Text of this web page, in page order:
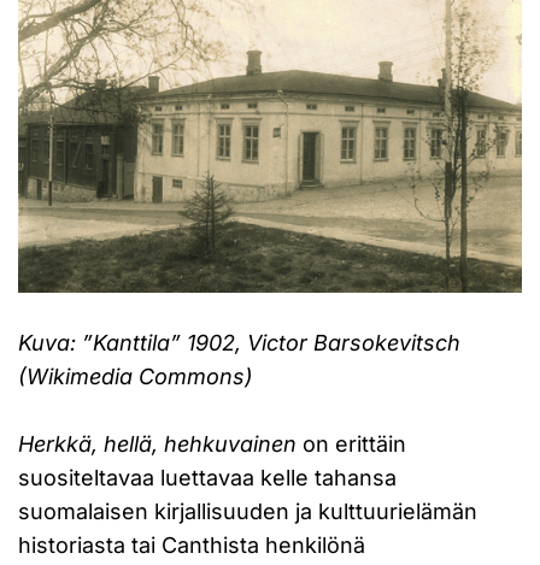
Kuva: ”Kanttila” 1902, Victor Barsokevitsch
(Wikimedia Commons)
Herkkä, hellä, hehkuvainen on erittäin
suositeltavaa luettavaa kelle tahansa
suomalaisen kirjallisuuden ja kulttuurielämän
historiasta tai Canthista henkilönä